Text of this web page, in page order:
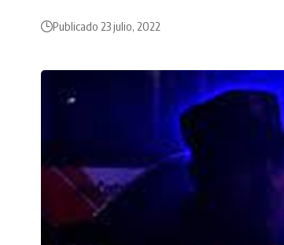
Publicado 23 julio, 2022